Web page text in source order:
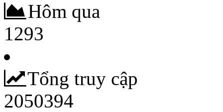
Hôm qua
1293
Tổng truy cập
2050394